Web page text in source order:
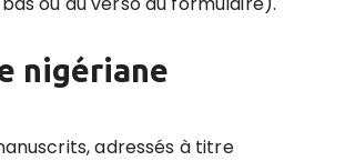
nigériane
adressés à titre